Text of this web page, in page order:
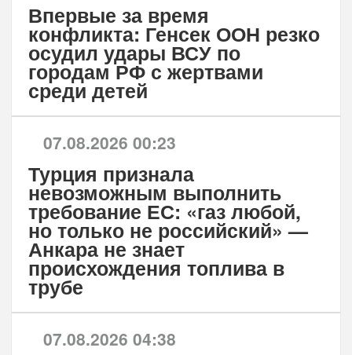
Впервые за время
конфликта: Генсек ООН резко
осудил удары ВСУ по
городам РФ с жертвами
среди детей
07.08.2026 00:23
Турция признала
невозможным выполнить
требование ЕС: «газ любой,
но только не российский» —
Анкара не знает
происхождения топлива в
трубе
07.08.2026 04:38